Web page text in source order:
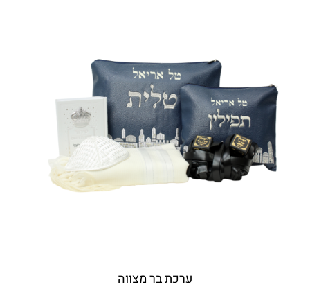
ערכת בר מצווה